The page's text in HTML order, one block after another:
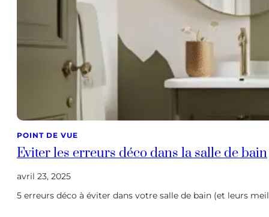
POINT DE VUE
Eviter les erreurs déco dans la salle de bain
avril 23, 2025
5 erreurs déco à éviter dans votre salle de bain (et leurs